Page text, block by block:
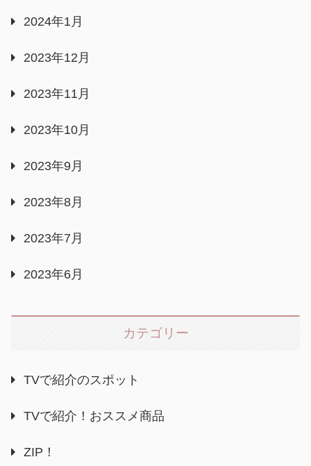
2024年1月
2023年12月
2023年11月
2023年10月
2023年9月
2023年8月
2023年7月
2023年6月
カテゴリー
TVで紹介のスポット
TVで紹介！おススメ商品
ZIP！